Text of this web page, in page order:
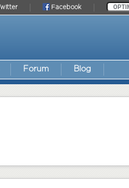
Facebook
Forum Blog